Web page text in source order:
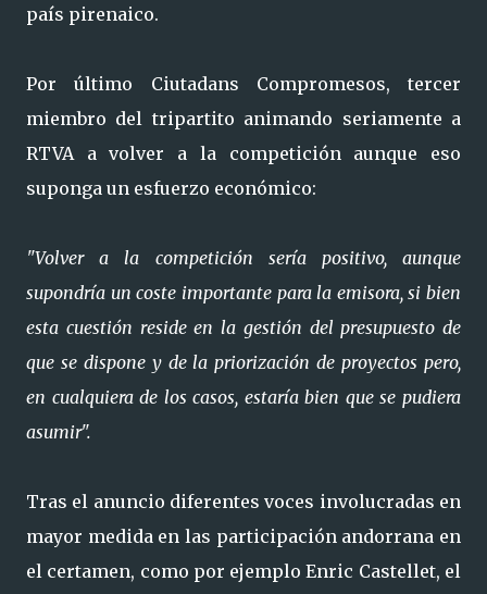
país pirenaico.
Por último Ciutadans Compromesos, tercer
miembro del tripartito animando seriamente a
RTVA a volver a la competición aunque eso
suponga un esfuerzo económico:
"Volver a la competición sería positivo, aunque
supondría un coste importante para la emisora, si bien
esta cuestión reside en la gestión del presupuesto de
que se dispone y de la priorización de proyectos pero,
en cualquiera de los casos, estaría bien que se pudiera
asumir".
Tras el anuncio diferentes voces involucradas en
mayor medida en las participación andorrana en
el certamen, como por ejemplo Enric Castellet, el